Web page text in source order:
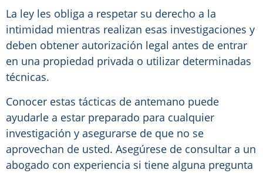
La ley les obliga a respetar su derecho a la
intimidad mientras realizan esas investigaciones y
deben obtener autorización legal antes de entrar
en una propiedad privada o utilizar determinadas
técnicas.
Conocer estas tácticas de antemano puede
ayudarle a estar preparado para cualquier
investigación y asegurarse de que no se
aprovechan de usted. Asegúrese de consultar a un
abogado con experiencia si tiene alguna pregunta